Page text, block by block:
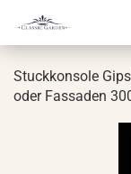
Stuck­kon­so­le
oder Fas­sa­den